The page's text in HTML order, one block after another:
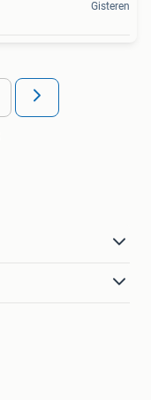
Gisteren